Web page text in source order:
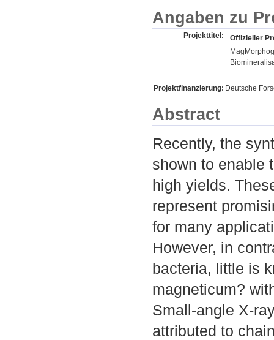
Angaben zu
Projekttitel:
Offizieller
Projektfinanzierung: Deutsche
Abstract
Recently, the
shown to enable
high yields.
represent
for many
However, in
bacteria, little is
magneticum?
Small-angle X-
attributed to